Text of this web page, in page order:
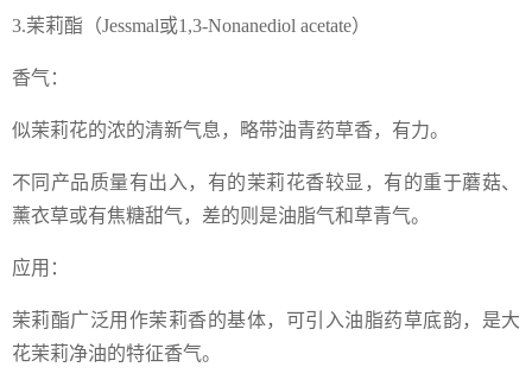
3.茉莉酯（Jessmal或1,3-Nonanediol acetate）
香气：
似茉莉花的浓的清新气息，略带油青药草香，有力。
不同产品质量有出入，有的茉莉花香较显，有的重于蘑菇、
薰衣草或有焦糖甜气，差的则是油脂气和草青气。
应用：
茉莉酯广泛用作茉莉香的基体，可引入油脂药草底韵，是大
花茉莉净油的特征香气。